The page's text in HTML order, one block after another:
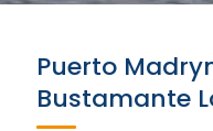
Puerto
Bustamante